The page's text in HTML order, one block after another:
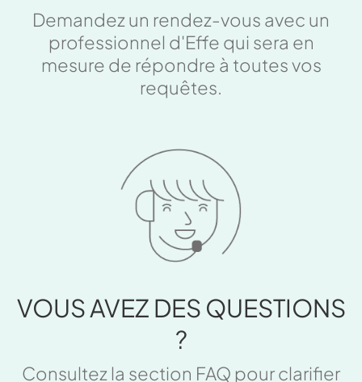
Demandez un rendez-vous avec un
professionnel d'Effe qui sera en
mesure de répondre à toutes vos
requêtes.
VOUS AVEZ DES QUESTIONS
?
Consultez la section FAQ pour clarifier